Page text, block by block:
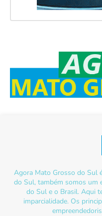
Agora Mato Grosso do Sul
do Sul, também somos um
do Sul e o Brasil. Aqui
imparcialidade. Os